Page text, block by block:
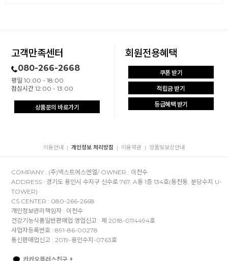
고객만족센터
080-266-2668
평일 10:00 - 18:00
점심시간 12:00 - 13:00
상품문의 바로가기
회원전용혜택
쿠폰 받기
적립금 받기
등급혜택 받기
이용안내 | 개인정보 처리방침 | 이용약관 | 정품및보상안내
COMPANY : (주)넥스트에스엔엘/ OWNER : 이천수
ADDRESS : 경기도 용인시 수지구 신수로 767, A동 1층 134호(동천동, 분당수지 U-
TOWER)
CS CENTER : 080-266-2668
개인정보관리책임자 : 이천수
건강기능식품일반판매업 영업신고 : 제 2018-0114494호
사업자등록번호 : 891-86-00278
통신판매업신고 : 2019-용인수지-0763호
카카오플러스친구 +